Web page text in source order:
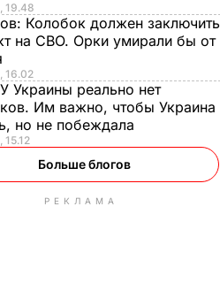
19.48
Колобок должен заключить
на СВО. Орки умирали бы от
16.02
У Украины реально нет
Им важно, чтобы Украина
но не побеждала
15.12
Больше блогов
РЕКЛАМА